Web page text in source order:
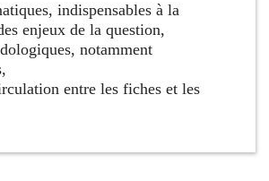
indispensables à la
enjeux de la question,
notamment
entre les fiches et les